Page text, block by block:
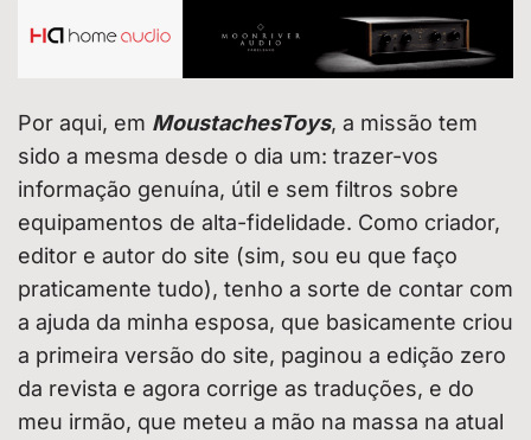
Por aqui, em MoustachesToys, a missão tem
sido a mesma desde o dia um: trazer-vos
informação genuína, útil e sem filtros sobre
equipamentos de alta-fidelidade. Como criador,
editor e autor do site (sim, sou eu que faço
praticamente tudo), tenho a sorte de contar com
a ajuda da minha esposa, que basicamente criou
a primeira versão do site, paginou a edição zero
da revista e agora corrige as traduções, e do
meu irmão, que meteu a mão na massa na atual